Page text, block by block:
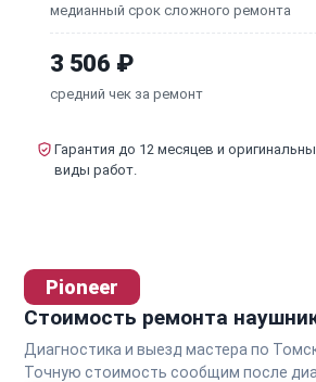
медианный срок сложного ремонта
3 506 ₽
средний чек за ремонт
Гарантия до 12 месяцев и
виды работ.
Pioneer
Стоимость ремонта
Диагностика и выезд мастера по
Точную стоимость сообщим после